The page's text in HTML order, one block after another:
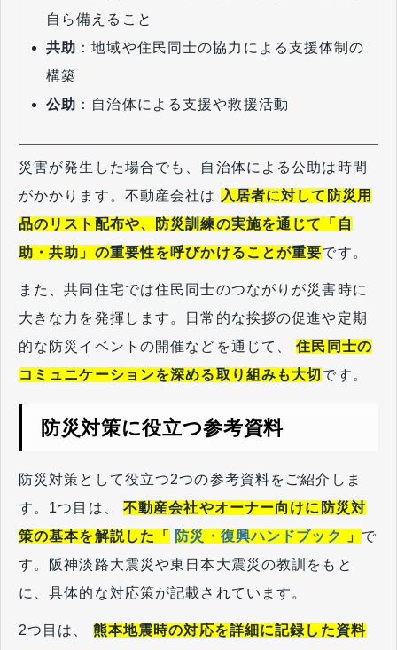
自ら備えること
共助 ：地域や住民同士の協力による支援体制の
構築
公助 ：自治体による支援や救援活動
災害が発生した場合でも、自治体による公助は時間
がかかります。不動産会社は
入居者に対して防災用
品のリスト配布や、防災訓練の実施を通じて「自
助・共助」の重要性を呼びかけることが重要です。
また、共同住宅では住民同士のつながりが災害時に
大きな力を発揮します。日常的な挨拶の促進や定期
的な防災イベントの開催などを通じて、住民同士の
コミュニケーションを深める取り組みも大切 です。
防災対策に役立つ参考資料
防災対策として役立つ2つの参考資料をご紹介しま
す。1つ目は、 不動産会社やオーナー向けに防災対
策の基本を解説した「
防災・復興ハンドブック 」 で
す。阪神淡路大震災や東日本大震災の教訓をもと
に、具体的な対応策が記載されています。
2つ目は、 熊本地震時の対応を詳細に記録した資料